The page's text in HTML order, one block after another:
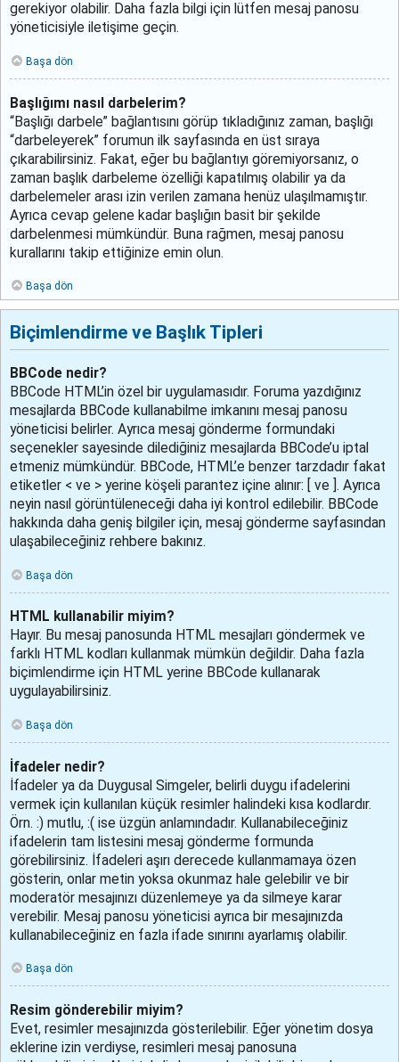
gerekiyor olabilir. Daha fazla bilgi için lütfen mesaj panosu
yöneticisiyle iletişime geçin.
Başa dön
Başlığımı nasıl darbelerim?
“Başlığı darbele” bağlantısını görüp tıkladığınız zaman, başlığı
“darbeleyerek” forumun ilk sayfasında en üst sıraya
çıkarabilirsiniz. Fakat, eğer bu bağlantıyı göremiyorsanız, o
zaman başlık darbeleme özelliği kapatılmış olabilir ya da
darbelemeler arası izin verilen zamana henüz ulaşılmamıştır.
Ayrıca cevap gelene kadar başlığın basit bir şekilde
darbelenmesi mümkündür. Buna rağmen, mesaj panosu
kurallarını takip ettiğinize emin olun.
Başa dön
Biçimlendirme ve Başlık Tipleri
BBCode nedir?
BBCode HTML’in özel bir uygulamasıdır. Foruma yazdığınız
mesajlarda BBCode kullanabilme imkanını mesaj panosu
yöneticisi belirler. Ayrıca mesaj gönderme formundaki
seçenekler sayesinde dilediğiniz mesajlarda BBCode’u iptal
etmeniz mümkündür. BBCode, HTML’e benzer tarzdadır fakat
etiketler < ve > yerine köşeli parantez içine alınır: [ ve ]. Ayrıca
neyin nasıl görüntüleneceği daha iyi kontrol edilebilir. BBCode
hakkında daha geniş bilgiler için, mesaj gönderme sayfasından
ulaşabileceğiniz rehbere bakınız.
Başa dön
HTML kullanabilir miyim?
Hayır. Bu mesaj panosunda HTML mesajları göndermek ve
farklı HTML kodları kullanmak mümkün değildir. Daha fazla
biçimlendirme için HTML yerine BBCode kullanarak
uygulayabilirsiniz.
Başa dön
İfadeler nedir?
İfadeler ya da Duygusal Simgeler, belirli duygu ifadelerini
vermek için kullanılan küçük resimler halindeki kısa kodlardır.
Örn. :) mutlu, :( ise üzgün anlamındadır. Kullanabileceğiniz
ifadelerin tam listesini mesaj gönderme formunda
görebilirsiniz. İfadeleri aşırı derecede kullanmamaya özen
gösterin, onlar metin yoksa okunmaz hale gelebilir ve bir
moderatör mesajınızı düzenlemeye ya da silmeye karar
verebilir. Mesaj panosu yöneticisi ayrıca bir mesajınızda
kullanabileceğiniz en fazla ifade sınırını ayarlamış olabilir.
Başa dön
Resim gönderebilir miyim?
Evet, resimler mesajınızda gösterilebilir. Eğer yönetim dosya
eklerine izin verdiyse, resimleri mesaj panosuna